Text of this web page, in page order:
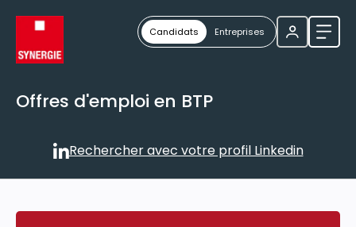
Candidats Entreprises
Offres d'emploi en BTP
Rechercher avec votre
Rechercher avec votre profil Linkedin